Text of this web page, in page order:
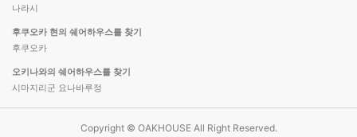
나라시
후쿠오카 현의 쉐어하우스를 찾기
후쿠오카
오키나와의 쉐어하우스를 찾기
시마지리군 요나바루정
Copyright © OAKHOUSE All Right Reserved.